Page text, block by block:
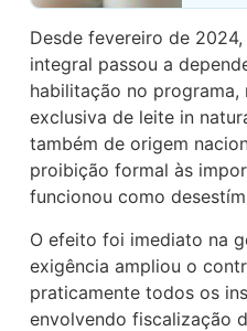
Desde fevereiro de
integral passou a
habilitação no programa,
exclusiva de leite in
também de origem
proibição formal às
funcionou como
O efeito foi imediato na
exigência ampliou o
praticamente todos os
envolvendo fiscalização